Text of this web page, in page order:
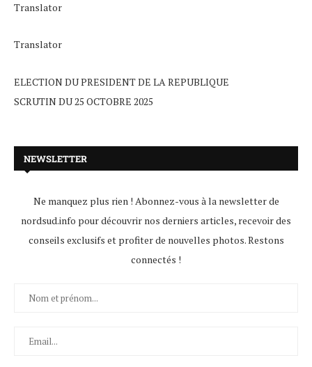
Translator
Translator
ELECTION DU PRESIDENT DE LA REPUBLIQUE
SCRUTIN DU 25 OCTOBRE 2025
NEWSLETTER
Ne manquez plus rien ! Abonnez-vous à la newsletter de
nordsud.info pour découvrir nos derniers articles, recevoir des
conseils exclusifs et profiter de nouvelles photos. Restons
connectés !